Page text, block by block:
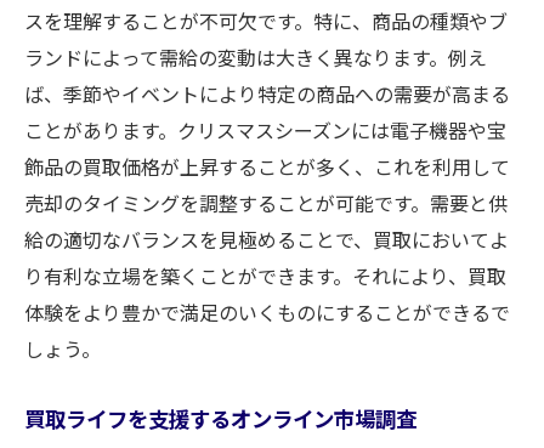
スを理解することが不可欠です。特に、商品の種類やブ
ランドによって需給の変動は大きく異なります。例え
ば、季節やイベントにより特定の商品への需要が高まる
ことがあります。クリスマスシーズンには電子機器や宝
飾品の買取価格が上昇することが多く、これを利用して
売却のタイミングを調整することが可能です。需要と供
給の適切なバランスを見極めることで、買取においてよ
り有利な立場を築くことができます。それにより、買取
体験をより豊かで満足のいくものにすることができるで
しょう。
買取ライフを支援するオンライン市場調査